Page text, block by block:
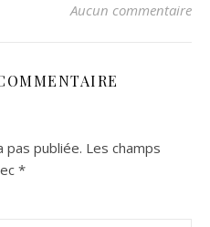
Aucun commentaire
pas publiée. Les champs
*